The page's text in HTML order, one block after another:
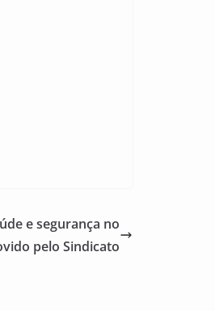
e segurança no
pelo Sindicato